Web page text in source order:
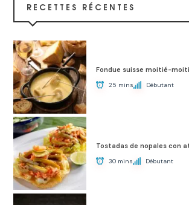
RECETTES RÉCENTES
Fondue suisse moitié-
25 mins Débutant
Tostadas de nopales con
30 mins Débutant